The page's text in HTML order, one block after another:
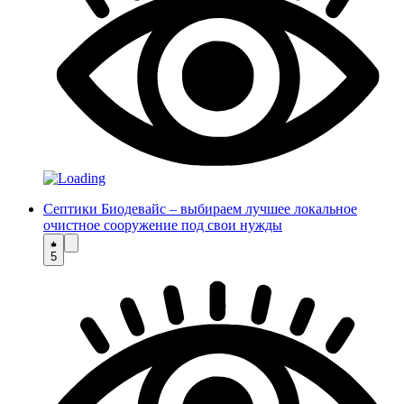
Септики Биодевайс – выбираем лучшее локальное
очистное сооружение под свои нужды
5